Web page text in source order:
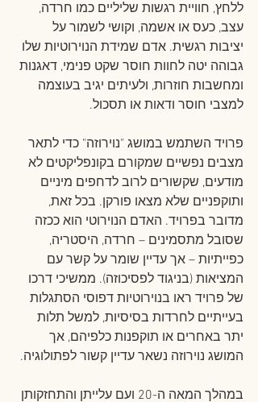
ללחץ, חוויית רגשות שליליים כמו חרדה,
עצב, כעס או אשמה, וקושי לשמור על
יציבות רגשית. אדם שמידת הנוירוטיות שלו
גבוהה יטה לחוות חוסר שקט פנימי, דאגנות
ומחשבות חוזרות, ולעיתים יגיב בעוצמה
למצבי חוסר ודאות או תסכול.
פרויד השתמש במושג "נוירוזה" כדי לתאר
מצבים נפשיים שמקורם בקונפליקטים לא
מודעים, שקשורים לרוב לדחפים מיניים
ותוקפניים שלא מצאו פורקן. בכל זאת,
מדובר בפרויד. האדם הנוירוטי הוא ככזה
שסובל מתסמינים – חרדה, היסטריה,
כפייתיות – אך עדיין שומר על קשר עם
המציאות (בניגוד לפסיכוזה). ממשיכי דרכו
של פרויד ראו בנוירוטיות דפוסי הסתגלות
בעייתיים לחרדות בסיסיות, למשל תלות
יתר באחרים או תוקפנות כלפיהם, אך
המושג נוירוזה נשאר עדיין קשור לפתולוגיה.
במהלך המאה ה-20 ועם עלייתן והתחזקותן